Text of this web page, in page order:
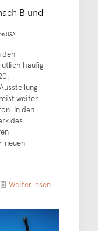
B und
USA
den
häufig
weiter
In den
des
neuen
Weiter lesen